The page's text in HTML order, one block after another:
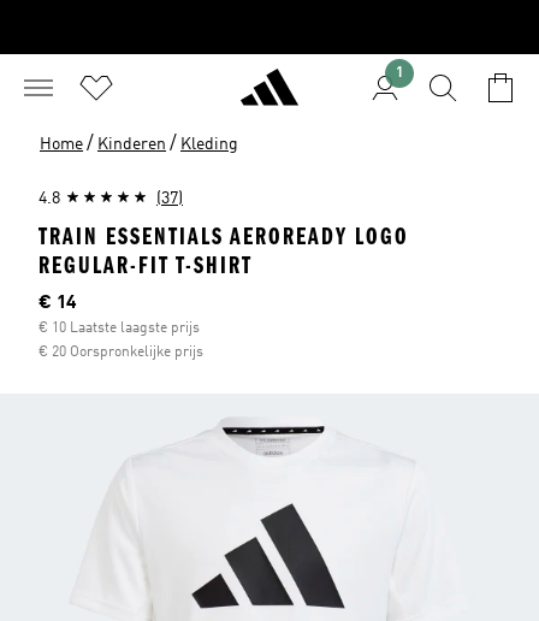
1
Home / Kinderen / Kleding
4.8 (37)
TRAIN ESSENTIALS AEROREADY LOGO
REGULAR-FIT T-SHIRT
Current price
€ 14
€ 10 Laatste laagste prijs
€ 20 Oorspronkelijke prijs